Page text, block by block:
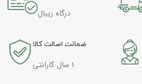
درگاه زیبال
ضمانت اصالت کالا
1 سال گارانتی